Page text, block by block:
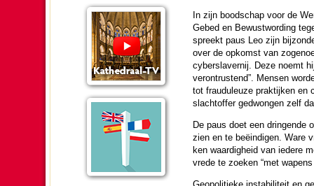
In zijn bood­schap voor de
Gebed en Bewustwor­ding
spreekt paus Leo zijn
over de opkomst van
cyberslavernij. Deze noemt
verontrustend”. Mensen
tot frauduleuze praktijken en
slacht­of­fer ge­dwon­gen zelf
De paus doet een dringende
zien en te beëindigen. Ware
ken waar­dig­heid van iedere
vrede te zoeken “met